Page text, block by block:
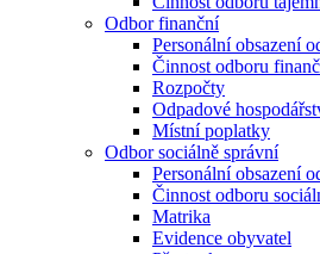
Odbor finanční
Personální obsazení
Činnost odboru
Rozpočty
Odpadové
Místní poplatky
Odbor sociálně správní
Personální obsazení
Činnost odboru
Matrika
Evidence obyvatel